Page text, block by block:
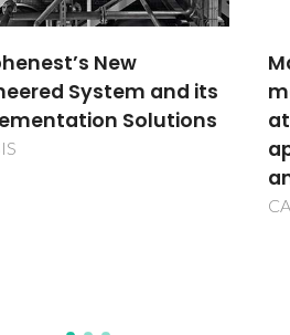
libertadores de
de carbono por
de luz para